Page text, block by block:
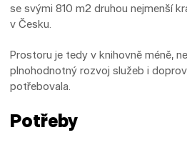
se svými 810 m2 druhou nejmenší
v Česku.
Prostoru je tedy v knihovně méně,
plnohodnotný rozvoj služeb i
potřebovala.
Potřeby